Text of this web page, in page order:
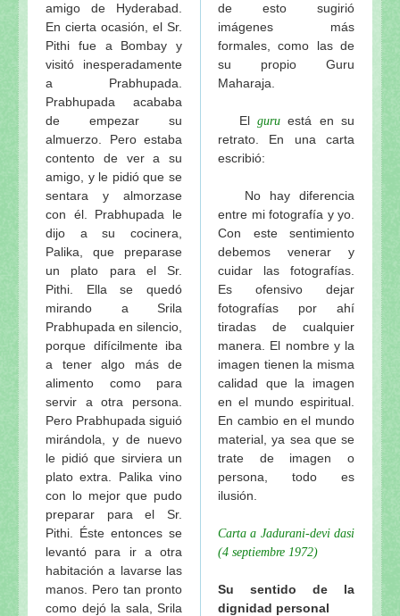
amigo de Hyderabad.
En cierta ocasión, el Sr.
Pithi fue a Bombay y
visitó inesperadamente
a Prabhupada.
Prabhupada acababa
de empezar su
almuerzo. Pero estaba
contento de ver a su
amigo, y le pidió que se
sentara y almorzase
con él. Prabhupada le
dijo a su cocinera,
Palika, que preparase
un plato para el Sr.
Pithi. Ella se quedó
mirando a Srila
Prabhupada en silencio,
porque difícilmente iba
a tener algo más de
alimento como para
servir a otra persona.
Pero Prabhupada siguió
mirándola, y de nuevo
le pidió que sirviera un
plato extra. Palika vino
con lo mejor que pudo
preparar para el Sr.
Pithi. Éste entonces se
levantó para ir a otra
habitación a lavarse las
manos. Pero tan pronto
como dejó la sala, Srila
de esto sugirió
imágenes más
formales, como las de
su propio Guru
Maharaja.
El guru está en su
retrato. En una carta
escribió:
No hay diferencia
entre mi fotografía y yo.
Con este sentimiento
debemos venerar y
cuidar las fotografías.
Es ofensivo dejar
fotografías por ahí
tiradas de cualquier
manera. El nombre y la
imagen tienen la misma
calidad que la imagen
en el mundo espiritual.
En cambio en el mundo
material, ya sea que se
trate de imagen o
persona, todo es
ilusión.
Carta a Jadurani-devi dasi
(4 septiembre 1972)
Su sentido de la
dignidad personal